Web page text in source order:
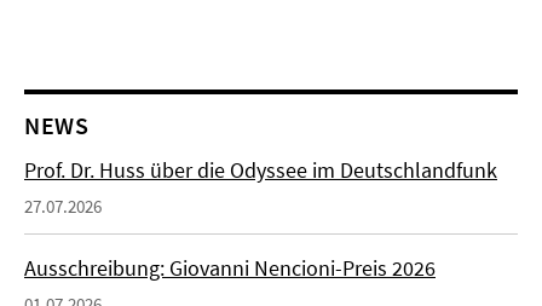
NEWS
Prof. Dr. Huss über die Odyssee im Deutschlandfunk
27.07.2026
Ausschreibung: Giovanni Nencioni-Preis 2026